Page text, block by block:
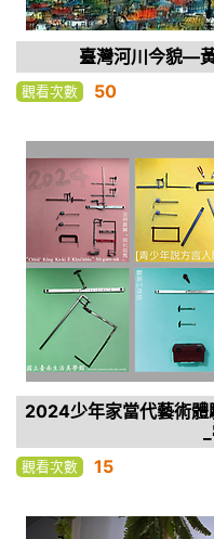
臺灣河川今貌—
觀看次數 50
2024少年家當代藝術體
觀看次數 15